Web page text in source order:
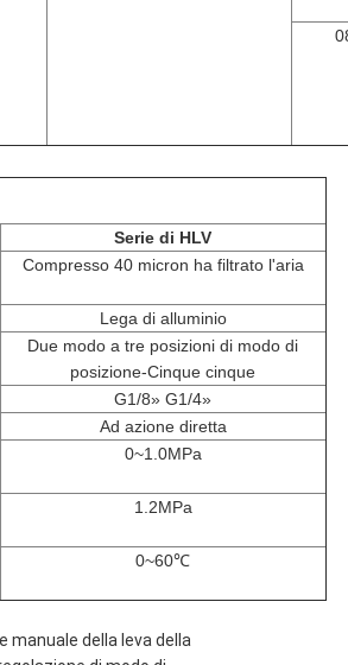
Serie di HLV
Compresso 40 micron ha filtrato l'aria
Lega di alluminio
Due modo a tre posizioni di modo di
posizione-Cinque cinque
G1/8» G1/4»
Ad azione diretta
0~1.0MPa
1.2MPa
0~60℃